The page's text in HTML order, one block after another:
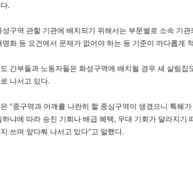
.
성구역 관할 기관에 배치되기 위해서는 부문별로 소속 기
명화 등 요건에서 문제가 없어야 하는 등 기준이 까다롭게
간부들과 노동자들은 화성구역에 배치될 경우 새 살림집
나서고 있다.
“중구역과 어깨를 나란히 할 중심구역이 생겼으니 특혜
하냐에 따라 승진 기회나 배급 혜택, 우대 기회가 달라지기
쓰며 앞다퉈 나서고 있다”고 말했다.